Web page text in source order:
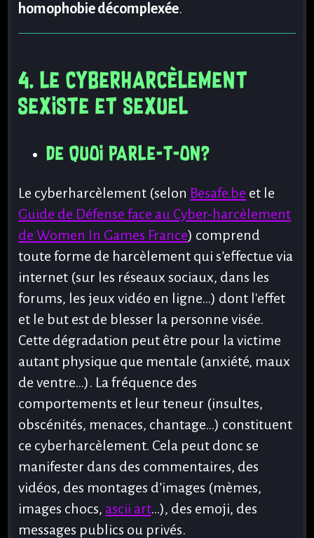
homophobie décomplexée.
4. Le cyberharcèlement
sexiste et sexuel
De quoi parle-t-on?
Le cyberharcèlement (selon Besafe.be et le
Guide de Défense face au Cyber-harcèlement
de Women In Games France) comprend
toute forme de harcèlement qui s’effectue via
internet (sur les réseaux sociaux, dans les
forums, les jeux vidéo en ligne…) dont l'effet
et le but est de blesser la personne visée.
Cette dégradation peut être pour la victime
autant physique que mentale (anxiété, maux
de ventre…). La fréquence des
comportements et leur teneur (insultes,
obscénités, menaces, chantage…) constituent
ce cyberharcèlement. Cela peut donc se
manifester dans des commentaires, des
vidéos, des montages d’images (mèmes,
images chocs, ascii art…), des emoji, des
messages publics ou privés.